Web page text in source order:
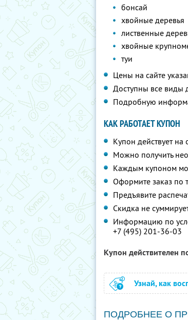
бонсай
хвойные деревья
лиственные
хвойные
туи
Цены на сайте
Доступны все виды
Подробную
КАК РАБОТАЕТ КУПОН
Купон действует на
Можно получить
Каждым купоном
Оформите заказ по
Предъявите
Скидка не
Информацию по
+7 (495) 201-36-03
Купон действителен
Узнай, как
ПОДРОБНЕЕ О